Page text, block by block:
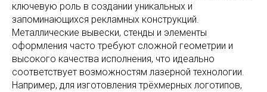
ключевую роль в создании уникальных и
запоминающихся рекламных конструкций.
Металлические вывески, стенды и элементы
оформления часто требуют сложной геометрии и
высокого качества исполнения, что идеально
соответствует возможностям лазерной технологии.
Например, для изготовления трёхмерных логотипов,